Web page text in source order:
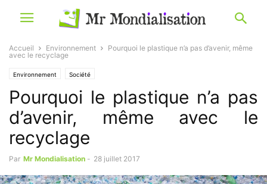
Accueil Environnement
Pourquoi le plastique n’a pas d’avenir, même
avec le recyclage
Environnement Société
Pourquoi le plastique n’a pas
d’avenir, même avec le
recyclage
Par Mr Mondialisation - 28 juillet 2017